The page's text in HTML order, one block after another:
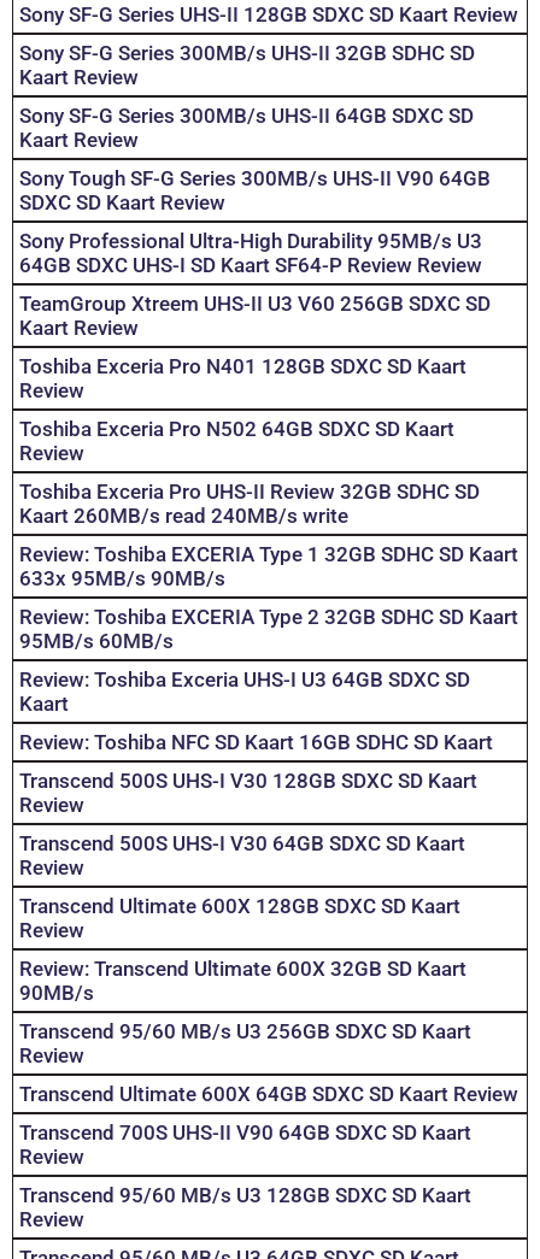
Sony SF-G Series UHS-II 128GB SDXC SD Kaart Review
Sony SF-G Series 300MB/s UHS-II 32GB SDHC SD
Kaart Review
Sony SF-G Series 300MB/s UHS-II 64GB SDXC SD
Kaart Review
Sony Tough SF-G Series 300MB/s UHS-II V90 64GB
SDXC SD Kaart Review
Sony Professional Ultra-High Durability 95MB/s U3
64GB SDXC UHS-I SD Kaart SF64-P Review Review
TeamGroup Xtreem UHS-II U3 V60 256GB SDXC SD
Kaart Review
Toshiba Exceria Pro N401 128GB SDXC SD Kaart
Review
Toshiba Exceria Pro N502 64GB SDXC SD Kaart
Review
Toshiba Exceria Pro UHS-II Review 32GB SDHC SD
Kaart 260MB/s read 240MB/s write
Review: Toshiba EXCERIA Type 1 32GB SDHC SD Kaart
633x 95MB/s 90MB/s
Review: Toshiba EXCERIA Type 2 32GB SDHC SD Kaart
95MB/s 60MB/s
Review: Toshiba Exceria UHS-I U3 64GB SDXC SD
Kaart
Review: Toshiba NFC SD Kaart 16GB SDHC SD Kaart
Transcend 500S UHS-I V30 128GB SDXC SD Kaart
Review
Transcend 500S UHS-I V30 64GB SDXC SD Kaart
Review
Transcend Ultimate 600X 128GB SDXC SD Kaart
Review
Review: Transcend Ultimate 600X 32GB SD Kaart
90MB/s
Transcend 95/60 MB/s U3 256GB SDXC SD Kaart
Review
Transcend Ultimate 600X 64GB SDXC SD Kaart Review
Transcend 700S UHS-II V90 64GB SDXC SD Kaart
Review
Transcend 95/60 MB/s U3 128GB SDXC SD Kaart
Review